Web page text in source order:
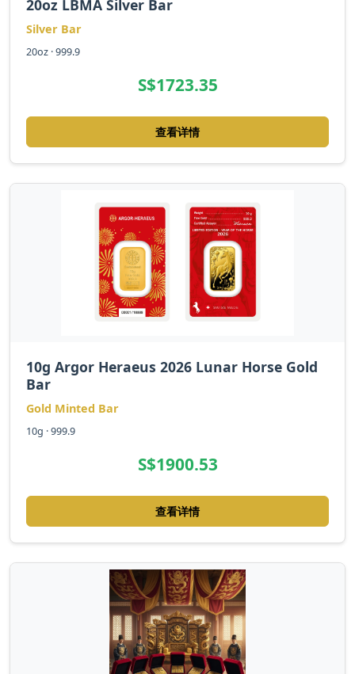
20oz LBMA Silver Bar
Silver Bar
20oz · 999.9
S$1723.35
查看详情
10g Argor Heraeus 2026 Lunar Horse Gold
Bar
Gold Minted Bar
10g · 999.9
S$1900.53
查看详情